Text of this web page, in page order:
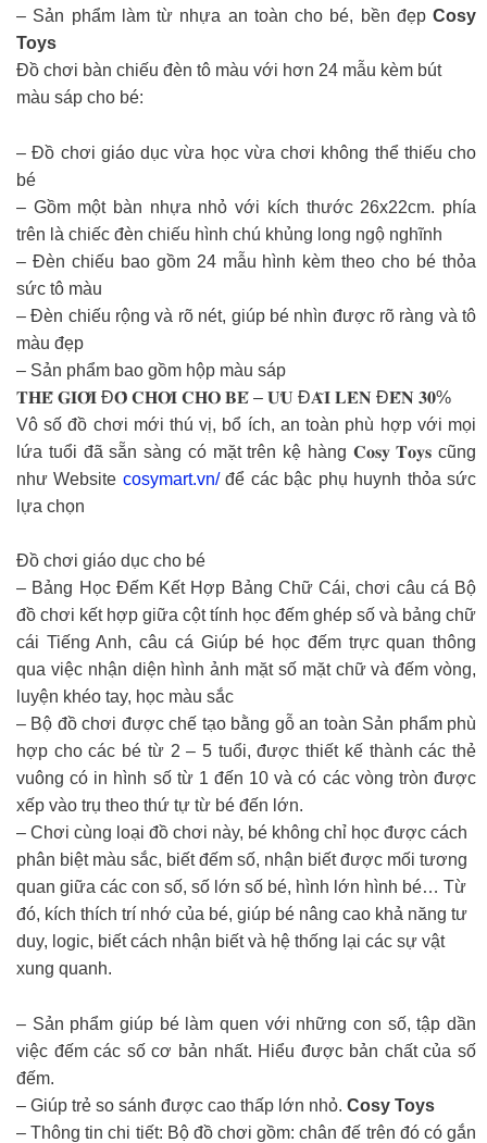
– Sản phẩm làm từ nhựa an toàn cho bé, bền đẹp Cosy
Toys
Đồ chơi bàn chiếu đèn tô màu với hơn 24 mẫu kèm bút
màu sáp cho bé:
– Đồ chơi giáo dục vừa học vừa chơi không thể thiếu cho
bé
– Gồm một bàn nhựa nhỏ với kích thước 26x22cm. phía
trên là chiếc đèn chiếu hình chú khủng long ngộ nghĩnh
– Đèn chiếu bao gồm 24 mẫu hình kèm theo cho bé thỏa
sức tô màu
– Đèn chiếu rộng và rõ nét, giúp bé nhìn được rõ ràng và tô
màu đẹp
– Sản phẩm bao gồm hộp màu sáp
𝐓𝐇𝐄̂́ 𝐆𝐈𝐎̛́𝐈 Đ𝐎̂̀ 𝐂𝐇𝐎̛𝐈 𝐂𝐇𝐎 𝐁𝐄́ – 𝐔̛𝐔 Đ𝐀̃𝐈 𝐋𝐄̂𝐍 Đ𝐄̂́𝐍 𝟑𝟎%
Vô số đồ chơi mới thú vị, bổ ích, an toàn phù hợp với mọi
lứa tuổi đã sẵn sàng có mặt trên kệ hàng 𝐂𝐨𝐬𝐲 𝐓𝐨𝐲𝐬 cũng
như Website cosymart.vn/để các bậc phụ huynh thỏa sức
lựa chọn
Đồ chơi giáo dục cho bé
– Bảng Học Đếm Kết Hợp Bảng Chữ Cái, chơi câu cá Bộ
đồ chơi kết hợp giữa cột tính học đếm ghép số và bảng chữ
cái Tiếng Anh, câu cá Giúp bé học đếm trực quan thông
qua việc nhận diện hình ảnh mặt số mặt chữ và đếm vòng,
luyện khéo tay, học màu sắc
– Bộ đồ chơi được chế tạo bằng gỗ an toàn Sản phẩm phù
hợp cho các bé từ 2 – 5 tuổi, được thiết kế thành các thẻ
vuông có in hình số từ 1 đến 10 và có các vòng tròn được
xếp vào trụ theo thứ tự từ bé đến lớn.
– Chơi cùng loại đồ chơi này, bé không chỉ học được cách
phân biệt màu sắc, biết đếm số, nhận biết được mối tương
quan giữa các con số, số lớn số bé, hình lớn hình bé… Từ
đó, kích thích trí nhớ của bé, giúp bé nâng cao khả năng tư
duy, logic, biết cách nhận biết và hệ thống lại các sự vật
xung quanh.
– Sản phẩm giúp bé làm quen với những con số, tập dần
việc đếm các số cơ bản nhất. Hiểu được bản chất của số
đếm.
– Giúp trẻ so sánh được cao thấp lớn nhỏ. Cosy Toys
– Thông tin chi tiết: Bộ đồ chơi gồm: chân đế trên đó có gắn